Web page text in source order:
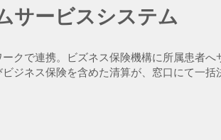
クで連携。ビズネス保険機構に所属患者
ビジネス保険を含めた清算が、窓口にて一括
サービスシステム